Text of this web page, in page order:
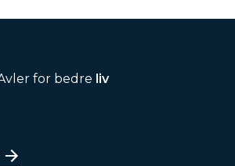
for bedre liv